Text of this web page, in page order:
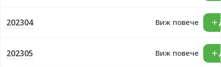
202304 Виж повече
202305 Виж повече